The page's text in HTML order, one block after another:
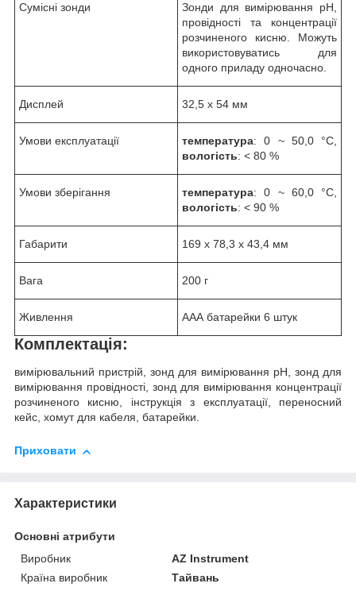
Сумісні зонди
Зонди для вимірювання рН,
провідності та концентрації
розчиненого кисню. Можуть
використовуватись для
одного приладу одночасно.
Дисплей 32,5 х 54 мм
Умови експлуатації температура: 0 ~ 50,0 °C,
вологість: < 80 %
Умови зберігання температура: 0 ~ 60,0 °C,
вологість: < 90 %
Габарити 169 х 78,3 х 43,4 мм
Вага 200 г
Живлення ААА батарейки 6 штук
Комплектація:
вимірювальний пристрій, зонд для вимірювання рН, зонд для
вимірювання провідності, зонд для вимірювання концентрації
розчиненого кисню, інструкція з експлуатації, переносний
кейс, хомут для кабеля, батарейки.
Приховати
Характеристики
Основні атрибути
Виробник
AZ Instrument
Країна виробник
Тайвань